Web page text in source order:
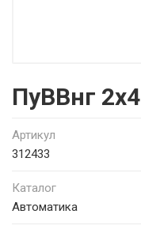
ПуВВнг 2х4
Артикул
312433
Каталог
Автоматика